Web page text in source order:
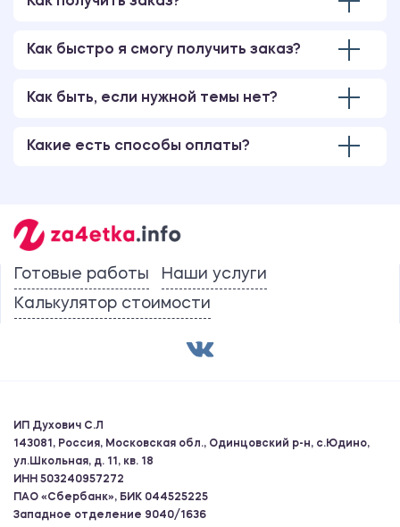
Как быстро я смогу получить заказ?
Как быть, если нужной темы нет?
Какие есть способы оплаты?
Готовые работы
Наши услуги
Калькулятор стоимости
ИП Духович С.Л
143081, Россия, Московская обл., Одинцовский р-н, с.Юдино,
ул.Школьная, д. 11, кв. 18
ИНН 503240957272
ПАО «Сбербанк», БИК 044525225
Западное отделение 9040/1636